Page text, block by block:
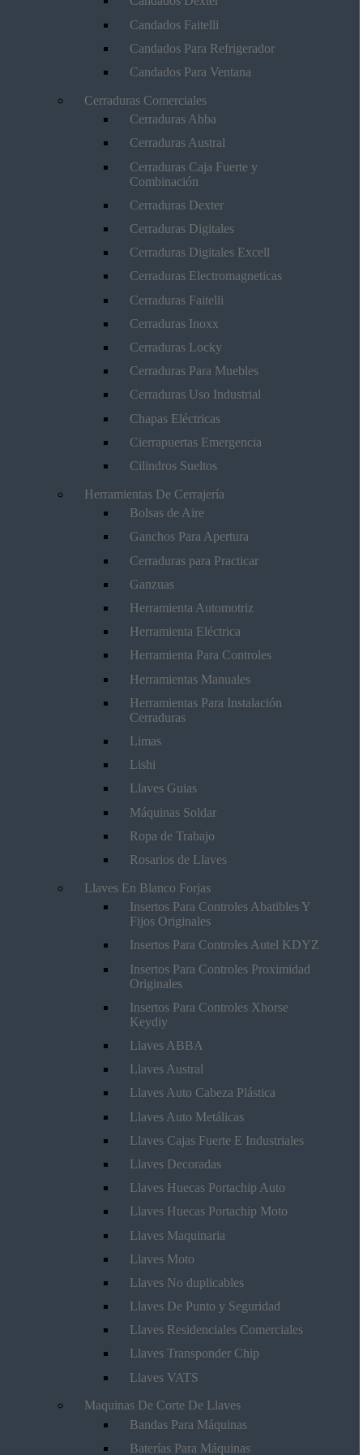
Candados Faitelli
Candados Para Refrigerador
Candados Para Ventana
Cerraduras Comerciales
Cerraduras Abba
Cerraduras Austral
Cerraduras Caja Fuerte y
Combinación
Cerraduras Dexter
Cerraduras Digitales
Cerraduras Digitales Excell
Cerraduras Electromagneticas
Cerraduras Faitelli
Cerraduras Inoxx
Cerraduras Locky
Cerraduras Para Muebles
Cerraduras Uso Industrial
Chapas Eléctricas
Cierrapuertas Emergencia
Cilindros Sueltos
Herramientas De Cerrajería
Bolsas de Aire
Ganchos Para Apertura
Cerraduras para Practicar
Ganzuas
Herramienta Automotriz
Herramienta Eléctrica
Herramienta Para Controles
Herramientas Manuales
Herramientas Para Instalación
Cerraduras
Limas
Lishi
Llaves Guias
Máquinas Soldar
Ropa de Trabajo
Rosarios de Llaves
Llaves En Blanco Forjas
Insertos Para Controles Abatibles Y
Fijos Originales
Insertos Para Controles Autel KDYZ
Insertos Para Controles Proximidad
Originales
Insertos Para Controles Xhorse
Keydiy
Llaves ABBA
Llaves Austral
Llaves Auto Cabeza Plástica
Llaves Auto Metálicas
Llaves Cajas Fuerte E Industriales
Llaves Decoradas
Llaves Huecas Portachip Auto
Llaves Huecas Portachip Moto
Llaves Maquinaria
Llaves Moto
Llaves No duplicables
Llaves De Punto y Seguridad
Llaves Residenciales Comerciales
Llaves Transponder Chip
Llaves VATS
Maquinas De Corte De Llaves
Bandas Para Máquinas
Baterías Para Máquinas